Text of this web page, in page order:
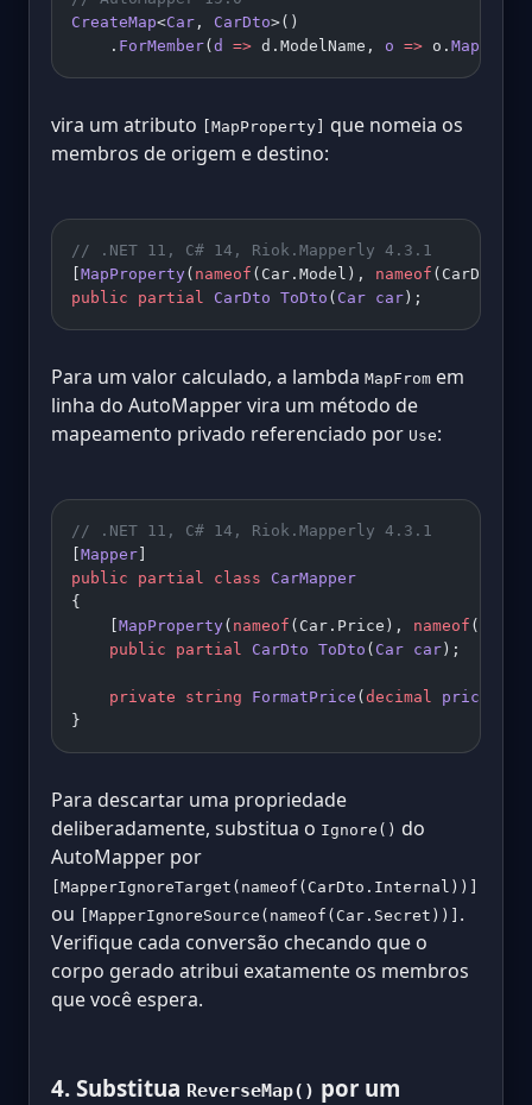
CreateMap<Car , CarDto>()
    .
ForMember(d => d.ModelName, o => o. MapFrom
vira um atributo [MapProperty] que nomeia os
membros de origem e destino:
// .NET 11, C# 14, Riok.Mapperly 4.3.1
[MapProperty( nameof (Car.Model), nameof
public partial CarDto ToDto ( Car car);
Para um valor calculado, a lambda MapFrom em
linha do AutoMapper vira um método de
mapeamento privado referenciado por Use:
// .NET 11, C# 14, Riok.Mapperly 4.3.1
[Mapper]
public partial class CarMapper
{
    [
MapProperty( nameof (Car.Price), nameof
    public
partial CarDto ToDto ( Car car);
    private
string FormatPrice (decimal price
}
Para descartar uma propriedade
deliberadamente, substitua o Ignore() do
AutoMapper por
[MapperIgnoreTarget(nameof(CarDto.Internal))]
ou [MapperIgnoreSource(nameof(Car.Secret))] .
Verifique cada conversão checando que o
corpo gerado atribui exatamente os membros
que você espera.
4. Substitua ReverseMap() por um